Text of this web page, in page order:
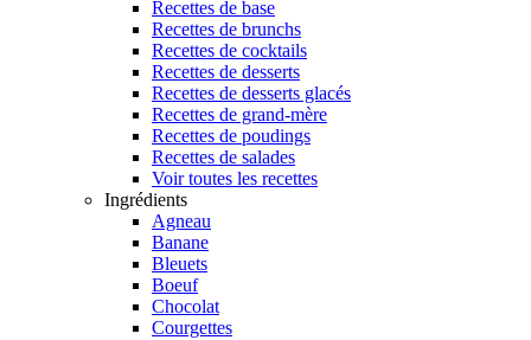
Recettes de base
Recettes de brunchs
Recettes de cocktails
Recettes de desserts
Recettes de desserts glacés
Recettes de grand-mère
Recettes de poudings
Recettes de salades
Voir toutes les recettes
Ingrédients
Agneau
Banane
Bleuets
Boeuf
Chocolat
Courgettes